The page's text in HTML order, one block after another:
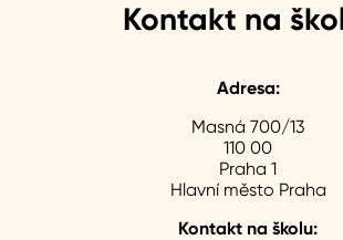
Kontakt na
Adresa:
Masná 700/13
110 00
Praha 1
Hlavní město Praha
Kontakt na školu: